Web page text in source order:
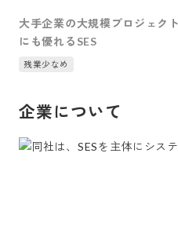
大手企業の大規模プロジェク
にも優れるSES
残業少なめ
企業について